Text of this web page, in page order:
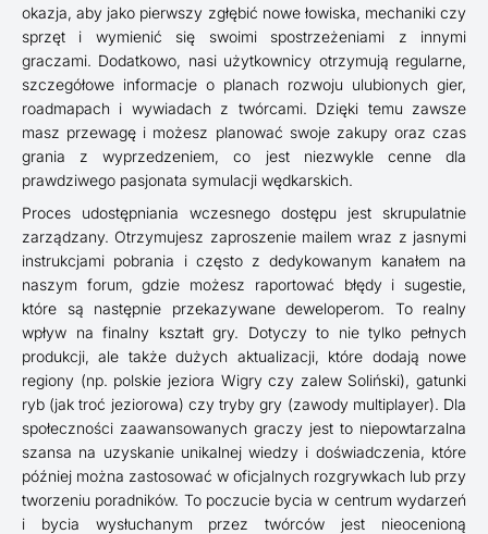
okazja, aby jako pierwszy zgłębić nowe łowiska, mechaniki czy
sprzęt i wymienić się swoimi spostrzeżeniami z innymi
graczami. Dodatkowo, nasi użytkownicy otrzymują regularne,
szczegółowe informacje o planach rozwoju ulubionych gier,
roadmapach i wywiadach z twórcami. Dzięki temu zawsze
masz przewagę i możesz planować swoje zakupy oraz czas
grania z wyprzedzeniem, co jest niezwykle cenne dla
prawdziwego pasjonata symulacji wędkarskich.
Proces udostępniania wczesnego dostępu jest skrupulatnie
zarządzany. Otrzymujesz zaproszenie mailem wraz z jasnymi
instrukcjami pobrania i często z dedykowanym kanałem na
naszym forum, gdzie możesz raportować błędy i sugestie,
które są następnie przekazywane deweloperom. To realny
wpływ na finalny kształt gry. Dotyczy to nie tylko pełnych
produkcji, ale także dużych aktualizacji, które dodają nowe
regiony (np. polskie jeziora Wigry czy zalew Soliński), gatunki
ryb (jak troć jeziorowa) czy tryby gry (zawody multiplayer). Dla
społeczności zaawansowanych graczy jest to niepowtarzalna
szansa na uzyskanie unikalnej wiedzy i doświadczenia, które
później można zastosować w oficjalnych rozgrywkach lub przy
tworzeniu poradników. To poczucie bycia w centrum wydarzeń
i bycia wysłuchanym przez twórców jest nieocenioną